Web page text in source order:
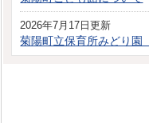
2026年7月17日更新
菊陽町立保育所みどり園